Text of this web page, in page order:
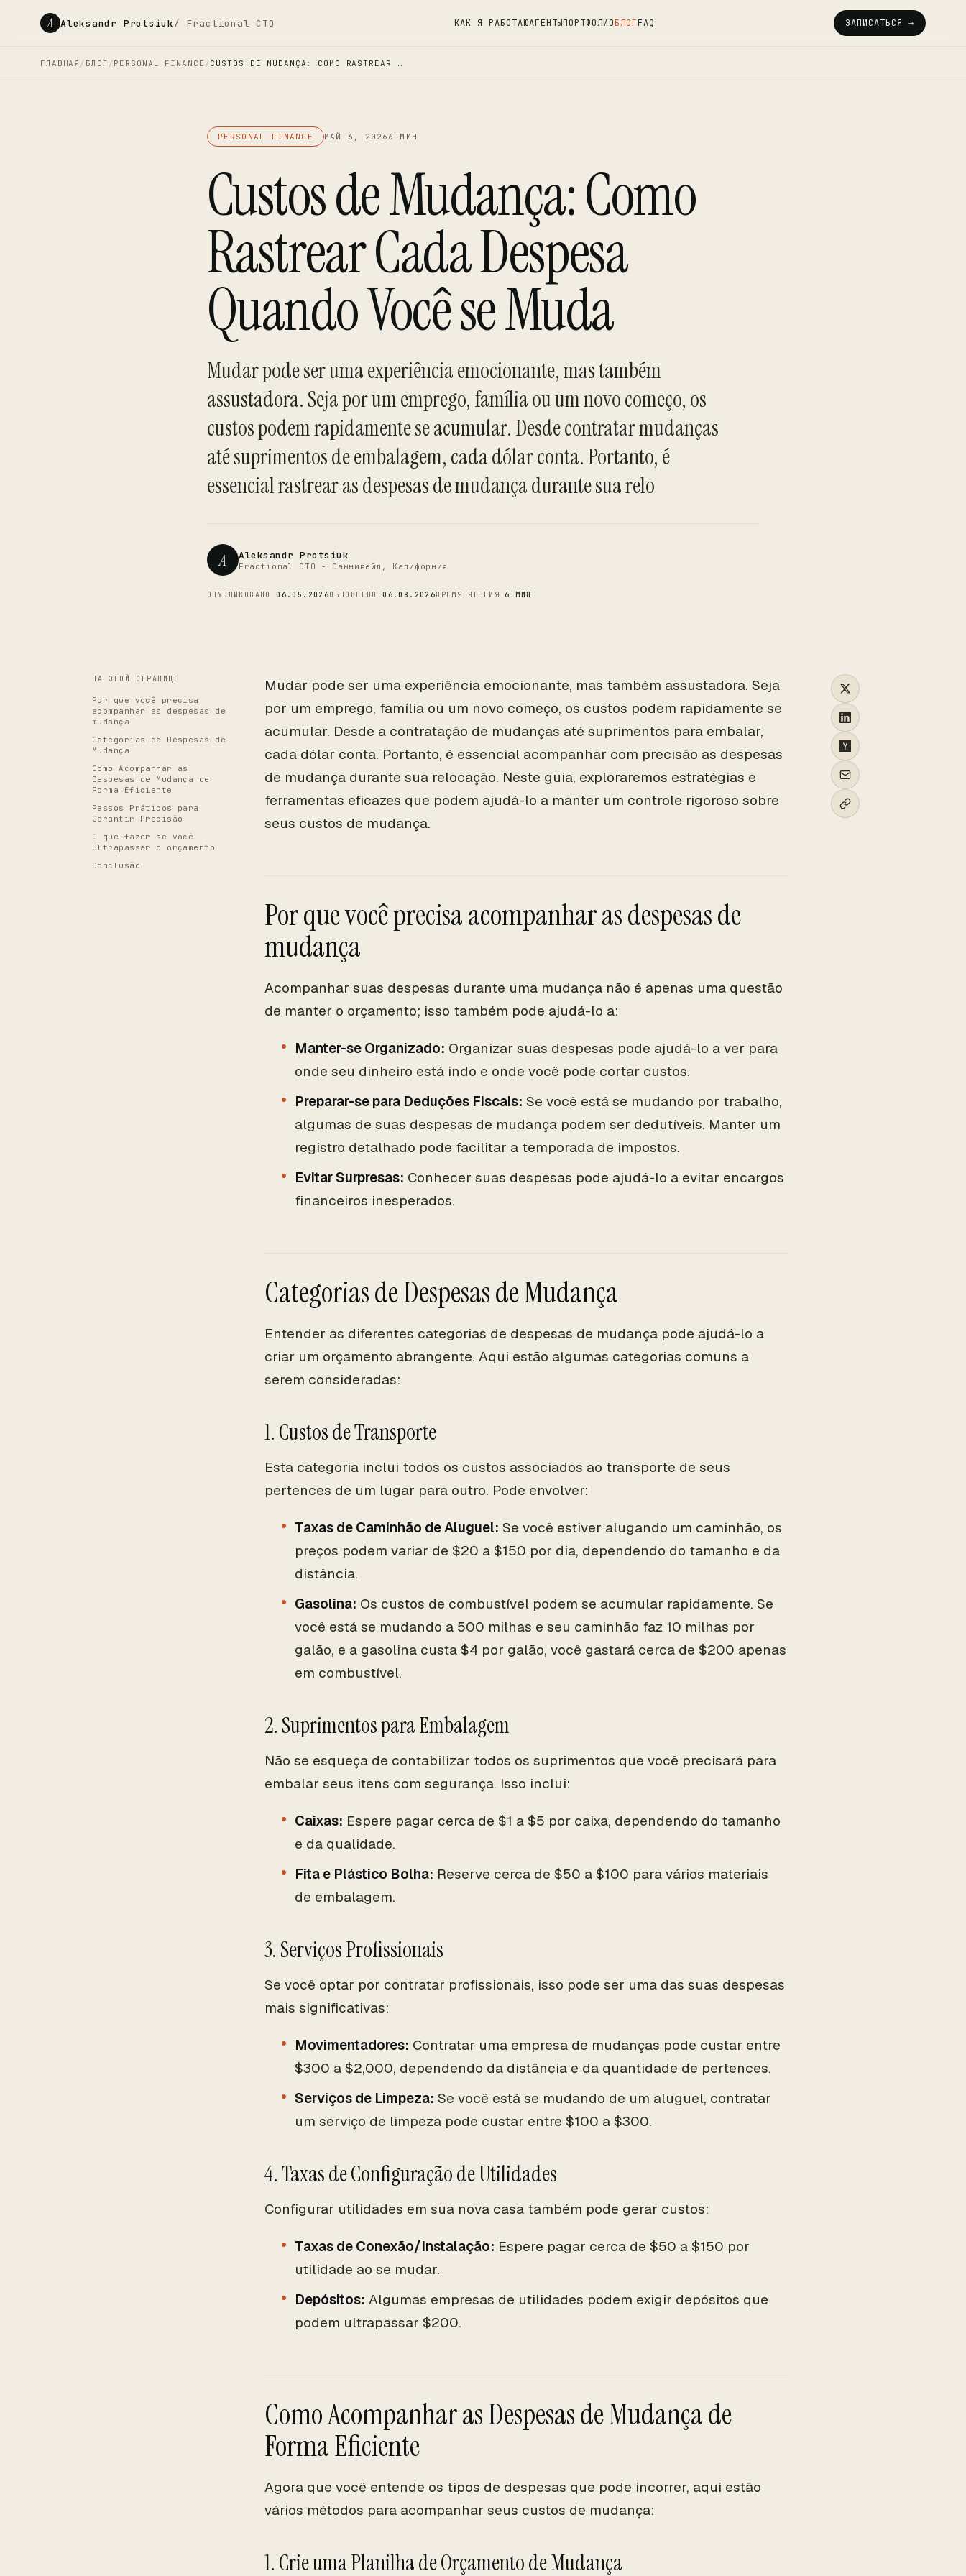
A Aleksandr Protsiuk/ Fractional CTO КАК Я РАБОТАЮАГЕНТЫПОРТФОЛИОБЛОГFAQ ЗАПИСАТЬСЯ →
ГЛАВНАЯ / БЛОГ /PERSONAL FINANCE /CUSTOS DE MUDANÇA: COMO RASTREAR …
PERSONAL FINANCE МАЙ 6, 2026 6 МИН
Custos de Mudança: Como
Rastrear Cada Despesa
Quando Você se Muda
Mudar pode ser uma experiência emocionante, mas também
assustadora. Seja por um emprego, família ou um novo começo, os
custos podem rapidamente se acumular. Desde contratar mudanças
até suprimentos de embalagem, cada dólar conta. Portanto, é
essencial rastrear as despesas de mudança durante sua relo
A Aleksandr Protsiuk
Fractional CTO - Саннивейл, Калифорния
ОПУБЛИКОВАНО06.05.2026ОБНОВЛЕНО06.08.2026ВРЕМЯ ЧТЕНИЯ 6 МИН
CTO
НА ЭТОЙ СТРАНИЦЕ
Por que você precisa
acompanhar as despesas de
mudança
Categorias de Despesas de
Mudança
Como Acompanhar as
Despesas de Mudança de
Forma Eficiente
Passos Práticos para
Garantir Precisão
O que fazer se você
ultrapassar o orçamento
Conclusão
Mudar pode ser uma experiência emocionante, mas também assustadora. Seja
por um emprego, família ou um novo começo, os custos podem rapidamente se
acumular. Desde a contratação de mudanças até suprimentos para embalar,
cada dólar conta. Portanto, é essencial acompanhar com precisão as despesas
de mudança durante sua relocação. Neste guia, exploraremos estratégias e
ferramentas eficazes que podem ajudá-lo a manter um controle rigoroso sobre
seus custos de mudança.
Por que você precisa acompanhar as despesas de
mudança
Acompanhar suas despesas durante uma mudança não é apenas uma questão
de manter o orçamento; isso também pode ajudá-lo a:
Manter-se Organizado: Organizar suas despesas pode ajudá-lo a ver para
onde seu dinheiro está indo e onde você pode cortar custos.
Preparar-se para Deduções Fiscais: Se você está se mudando por trabalho,
algumas de suas despesas de mudança podem ser dedutíveis. Manter um
registro detalhado pode facilitar a temporada de impostos.
Evitar Surpresas: Conhecer suas despesas pode ajudá-lo a evitar encargos
financeiros inesperados.
Categorias de Despesas de Mudança
Entender as diferentes categorias de despesas de mudança pode ajudá-lo a
criar um orçamento abrangente. Aqui estão algumas categorias comuns a
serem consideradas:
1. Custos de Transporte
Esta categoria inclui todos os custos associados ao transporte de seus
pertences de um lugar para outro. Pode envolver:
Taxas de Caminhão de Aluguel: Se você estiver alugando um caminhão, os
preços podem variar de $20 a $150 por dia, dependendo do tamanho e da
distância.
Gasolina: Os custos de combustível podem se acumular rapidamente. Se
você está se mudando a 500 milhas e seu caminhão faz 10 milhas por
galão, e a gasolina custa $4 por galão, você gastará cerca de $200 apenas
em combustível.
2. Suprimentos para Embalagem
Não se esqueça de contabilizar todos os suprimentos que você precisará para
embalar seus itens com segurança. Isso inclui:
Caixas: Espere pagar cerca de $1 a $5 por caixa, dependendo do tamanho
e da qualidade.
Fita e Plástico Bolha: Reserve cerca de $50 a $100 para vários materiais
de embalagem.
3. Serviços Profissionais
Se você optar por contratar profissionais, isso pode ser uma das suas despesas
mais significativas:
Movimentadores: Contratar uma empresa de mudanças pode custar entre
$300 a $2,000, dependendo da distância e da quantidade de pertences.
Serviços de Limpeza: Se você está se mudando de um aluguel, contratar
um serviço de limpeza pode custar entre $100 a $300.
4. Taxas de Configuração de Utilidades
Configurar utilidades em sua nova casa também pode gerar custos:
Taxas de Conexão/Instalação: Espere pagar cerca de $50 a $150 por
utilidade ao se mudar.
Depósitos: Algumas empresas de utilidades podem exigir depósitos que
podem ultrapassar $200.
Como Acompanhar as Despesas de Mudança de
Forma Eficiente
Agora que você entende os tipos de despesas que pode incorrer, aqui estão
vários métodos para acompanhar seus custos de mudança:
1. Crie uma Planilha de Orçamento de Mudança